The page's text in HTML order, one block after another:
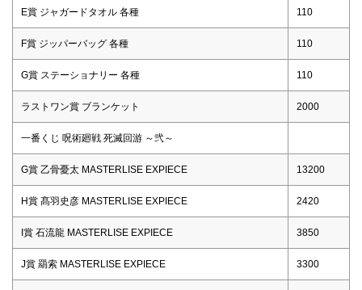
E賞 ジャガードタオル 各種 110
F賞 ジッパーバッグ 各種 110
G賞 ステーショナリー 各種 110
ラストワン賞 ブランケット 2000
一番くじ 呪術廻戦 死滅回游 ～弐～
G賞 乙骨憂太 MASTERLISE EXPIECE 13200
H賞 髙羽史彦 MASTERLISE EXPIECE 2420
I賞 石流龍 MASTERLISE EXPIECE 3850
J賞 羂索 MASTERLISE EXPIECE 3300